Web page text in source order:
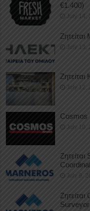
€1.400)
July 14,
July 13,
July 12,
Cosmos
July 10,
July 9,
Surveyor